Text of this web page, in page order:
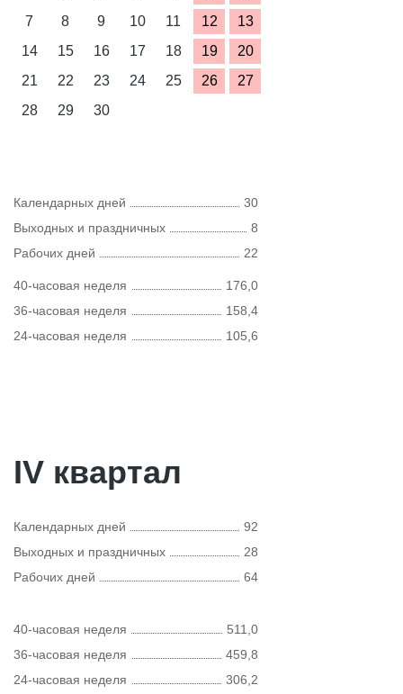
7
8 9 10 11 12
13
14
15 16 17 18 19
20
21
22 23 24 25 26
27
28
29 30
Календарных дней
30
Выходных и праздничных
8
Рабочих дней
22
40-часовая неделя
176,0
36-часовая неделя
158,4
24-часовая неделя
105,6
IV квартал
Календарных дней
92
Выходных и праздничных
28
Рабочих дней
64
40-часовая неделя
511,0
36-часовая неделя
459,8
24-часовая неделя
306,2